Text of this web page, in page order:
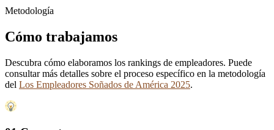
Metodología
Cómo trabajamos
Descubra cómo elaboramos los rankings de empleadores. Puede
consultar más detalles sobre el proceso específico en la metodología
del Los Empleadores Soñados de América 2025.